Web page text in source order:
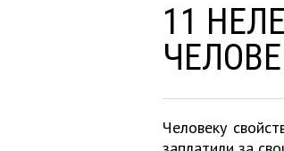
11
Человеку